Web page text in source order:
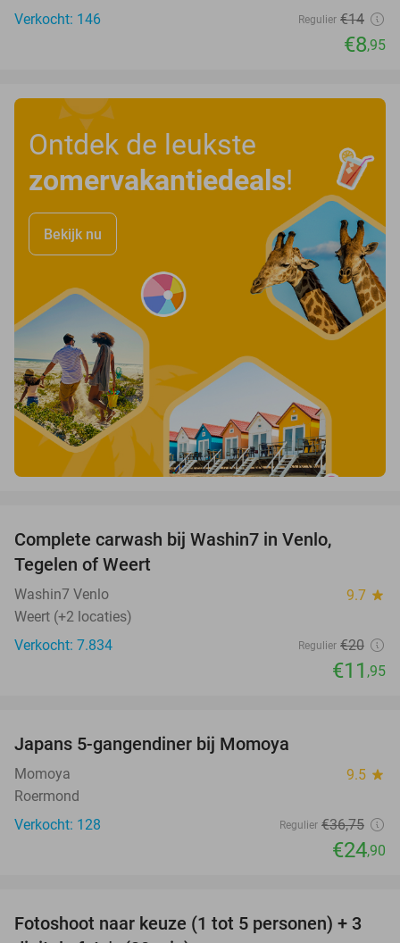
Verkocht: 146
Regulier €14
€8,95
Ontdek de leukste
zomervakantiedeals!
Bekijk nu
Complete carwash bij Washin7 in Venlo,
Tegelen of Weert
Washin7 Venlo 9.7 star
Weert (+2 locaties)
Verkocht: 7.834
Regulier €20
€11 ,95
Japans 5-gangendiner bij Momoya
Momoya 9.5 star
Roermond
Verkocht: 128
Regulier €36,75
€24,90
55%
Fotoshoot naar keuze (1 tot 5 personen) + 3